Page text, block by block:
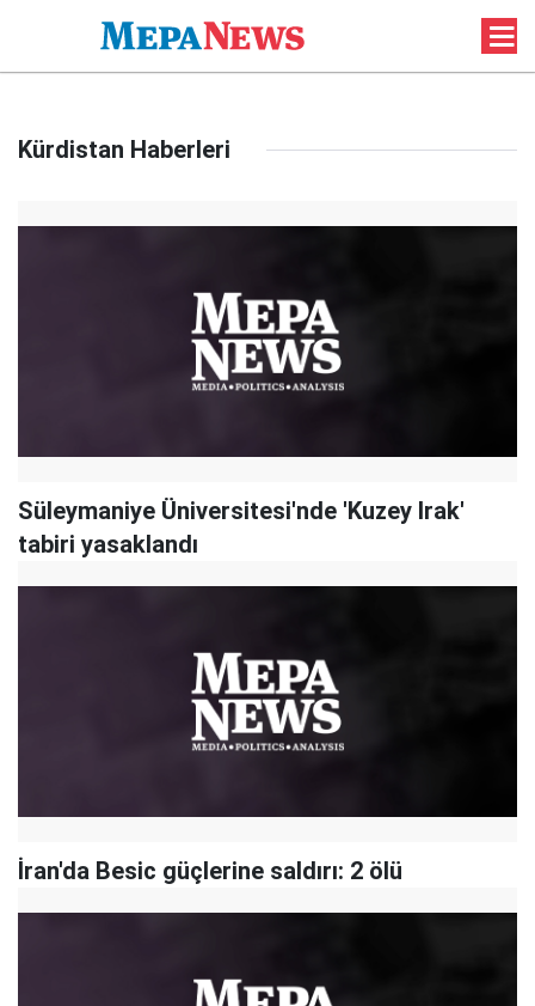
Kürdistan Haberleri
Süleymaniye Üniversitesi'nde 'Kuzey Irak'
tabiri yasaklandı
İran'da Besic güçlerine saldırı: 2 ölü